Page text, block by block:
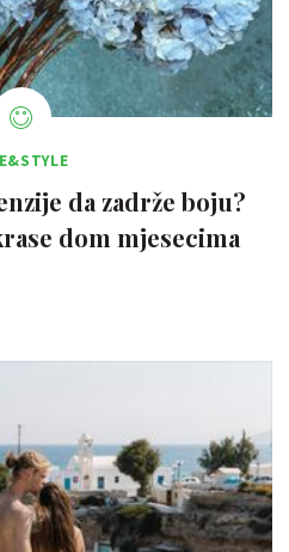
da zadrže boju?
dom mjesecima